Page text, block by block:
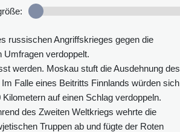
russischen Angriffskrieges gegen die
Umfragen verdoppelt.
werden. Moskau stuft die Ausdehnung des
Falle eines Beitritts Finnlands würden sich
auf einen Schlag verdoppeln.
des Zweiten Weltkriegs wehrte die
Truppen ab und fügte der Roten